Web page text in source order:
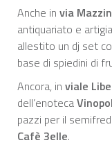
Anche in via
antiquariato e
allestito un dj set
base di spiedini di
Ancora, in viale
dell’enoteca
pazzi per il
Cafè 3elle.